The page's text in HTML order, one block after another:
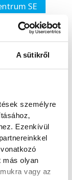
A sütikről
személyre
Ezenkívül
más olyan
vagy az
SE